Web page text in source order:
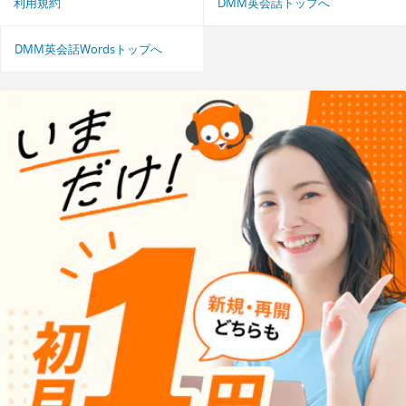
DMM英会話Wordsトップへ